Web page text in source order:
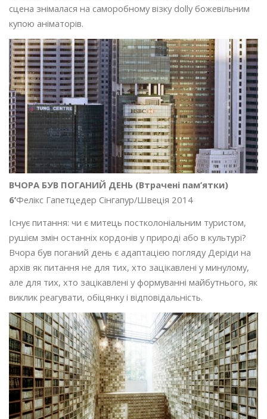
сцена знімалася на саморобному візку dolly божевільним
купою аніматорів.
ВЧОРА БУВ ПОГАНИЙ ДЕНЬ (Втрачені пам’ятки)
6’Фелікс Гапетцедер Сінгапур/Швеція 2014
Існує питання: чи є митець постколоніальним туристом,
рушієм змін останніх кордонів у природі або в культурі?
Вчора був поганий день є адаптацією погляду Деріди на
архів як питання не для тих, хто зацікавлені у минулому,
але для тих, хто зацікавлені у формуванні майбутнього, як
виклик реагувати, обіцянку і відповідальність.